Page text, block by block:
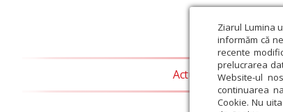
Ziarul Lumina
informăm că
recente
prelucrarea
Website-ul
continuarea
Cookie. Nu
Actualitate religioasă